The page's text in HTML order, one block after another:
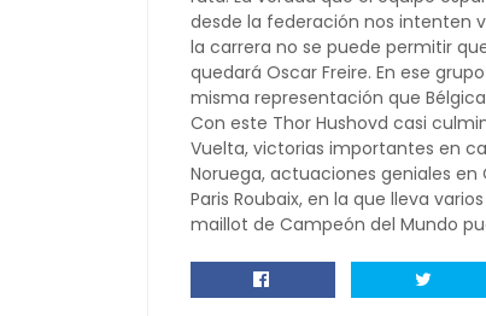
desde la federación nos intenten
la carrera no se puede permitir
quedará Oscar Freire. En ese
misma representación que
Con este Thor Hushovd casi
Vuelta, victorias importantes en
Noruega, actuaciones geniales en
Paris Roubaix, en la que lleva
maillot de Campeón del Mundo